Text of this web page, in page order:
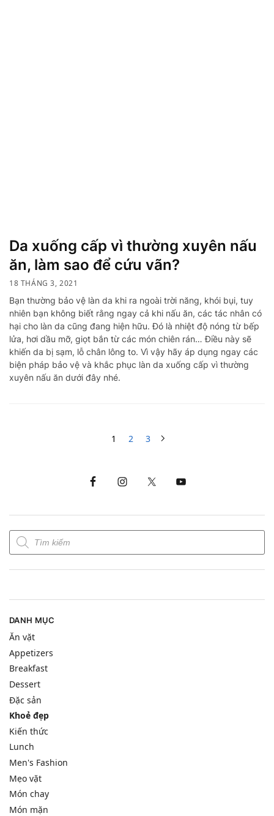
Da xuống cấp vì thường xuyên nấu
ăn, làm sao để cứu vãn?
18 THÁNG 3, 2021
Bạn thường bảo vệ làn da khi ra ngoài trời năng, khói bụi, tuy
nhiên bạn không biết rằng ngay cả khi nấu ăn, các tác nhân có
hại cho làn da cũng đang hiện hữu. Đó là nhiệt độ nóng từ bếp
lửa, hơi dầu mỡ, giọt bắn từ các món chiên rán… Điều này sẽ
khiến da bị sạm, lỗ chân lông to. Vì vậy hãy áp dụng ngay các
biện pháp bảo vệ và khắc phục làn da xuống cấp vì thường
xuyên nấu ăn dưới đây nhé.
1 2 3
DANH MỤC
Ăn vặt
Appetizers
Breakfast
Dessert
Đặc sản
Khoẻ đẹp
Kiến thức
Lunch
Men's Fashion
Mẹo vặt
Món chay
Món mặn